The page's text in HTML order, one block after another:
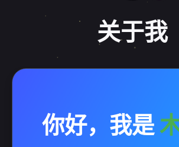
关于我
你好，我是